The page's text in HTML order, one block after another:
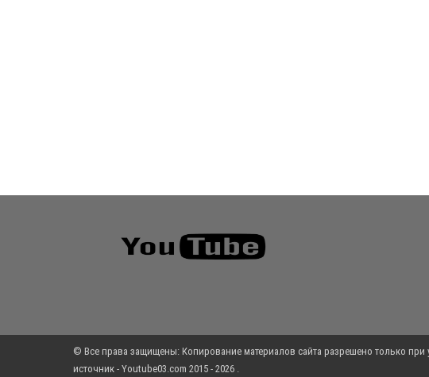
© Все права защищены: Копирование материалов сайта разрешено только при
источник - Youtube03.com 2015 - 2026 .